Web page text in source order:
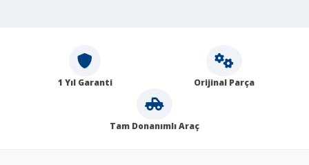
1 Yıl Garanti Orijinal Parça
Tam Donanımlı Araç